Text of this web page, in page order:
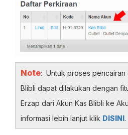
Note: Untuk proses pencairan
Blibli dapat dilakukan dengan
Erzap dari Akun Kas Blibli ke
informasi lebih lanjut klik DISINI.